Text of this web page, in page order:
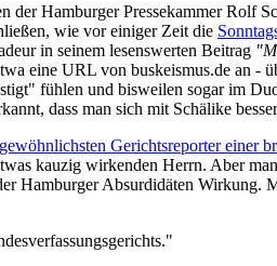
Hamburger Pressekammer Rolf
wie vor einiger Zeit die
in seinem lesenswerten Beitrag
eine URL von buskeismus.de an -
fühlen und bisweilen sogar im
dass man sich mit Schälike
Gerichtsreporter einer
kauzig wirkenden Herrn. Aber
Hamburger Absurdidäten